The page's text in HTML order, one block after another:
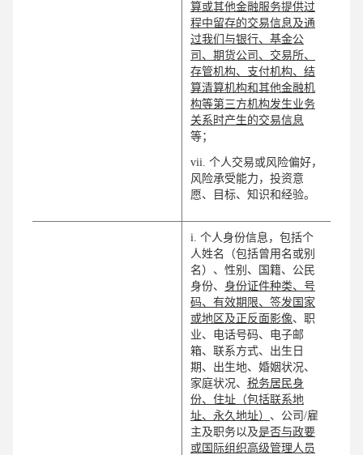
算或其他金融服务提供过
程中留存的交易信息及通
过我们与银行、基金公
司、期货公司、交易所、
存管机构、支付机构、结
算清算机构和其他金融机
构等第三方机构发生业务
关系时产生的交易信息
等；
vii. 个人交易或风险偏好，
风险承受能力，投资意
愿、目标、知识和经验。
i. 个人身份信息，包括个
人姓名（包括曾用名或别
名）、性别、国籍、公民
身份、 身份证件种类、号
码、有效期限、签发国家
或地区及正反面影像、职
业、电话号码、电子邮
箱、联系方式、出生日
期、出生地、婚姻状况、
家庭状况、 税务居民身
份、住址（包括联系地
址、永久地址） 、公司/雇
主及职务以及是否与政要
或国际组织高级管理人员